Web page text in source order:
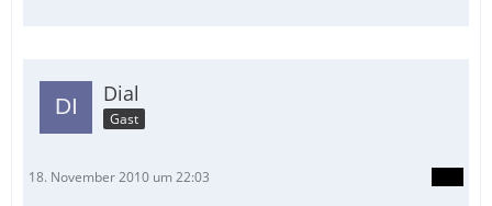
Dial
Gast
18. November 2010 um 22:03